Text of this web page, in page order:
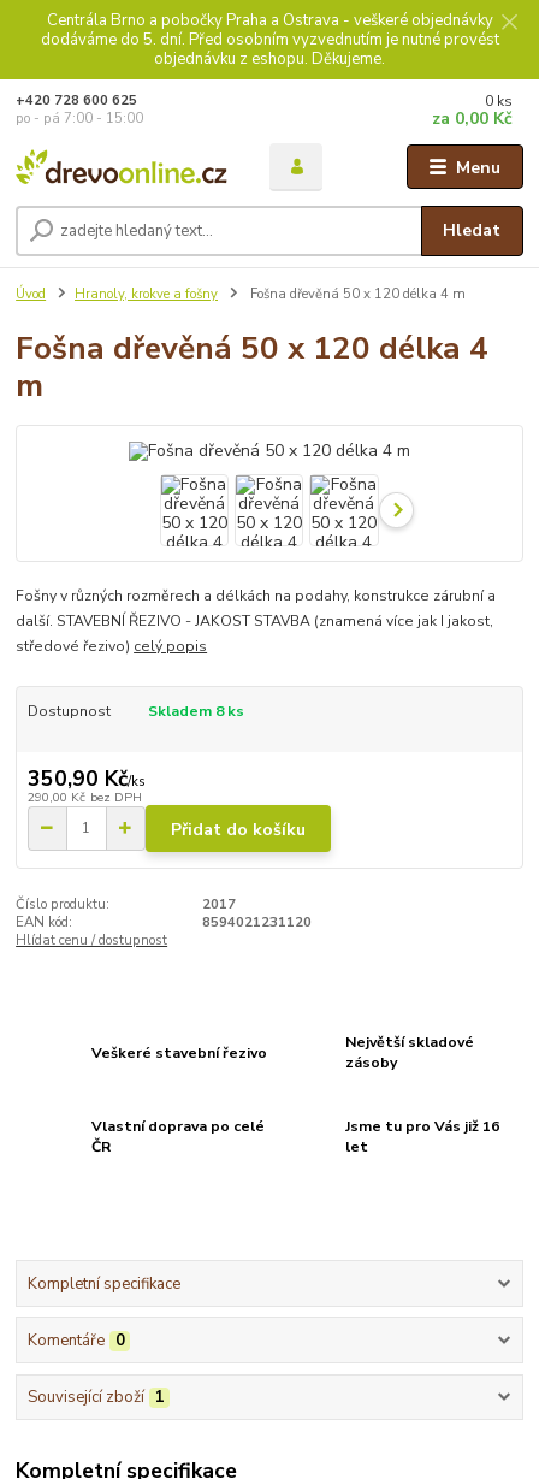
Centrála Brno a pobočky Praha a Ostrava - veškeré objednávky
dodáváme do 5. dní. Před osobním vyzvednutím je nutné provést
objednávku z eshopu. Děkujeme.
Menu
Hledat
+420 728 600 625
po - pá 7:00 - 15:00
0 ks
za 0,00 Kč
Úvod Hranoly, krokve a fošny Fošna dřevěná 50 x 120 délka 4 m
Fošna dřevěná 50 x 120 délka 4
m
Fošny v různých rozměrech a délkách na podahy, konstrukce zárubní a
další. STAVEBNÍ ŘEZIVO - JAKOST STAVBA (znamená více jak I jakost,
středové řezivo) celý popis
Dostupnost Skladem 8 ks
350,90 Kč/ks
290,00 Kč bez DPH
Přidat do košíku
Číslo produktu:
2017
EAN kód:
8594021231120
Hlídat cenu / dostupnost
Veškeré stavební řezivo
Největší skladové
zásoby
Vlastní doprava po celé
ČR
Jsme tu pro Vás již 16
let
Kompletní specifikace
Komentáře 0
Související zboží 1
Kompletní specifikace